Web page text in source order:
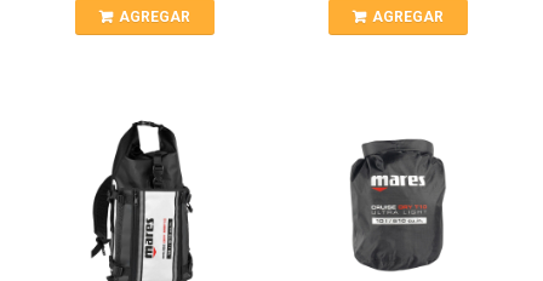
AGREGAR AGREGAR